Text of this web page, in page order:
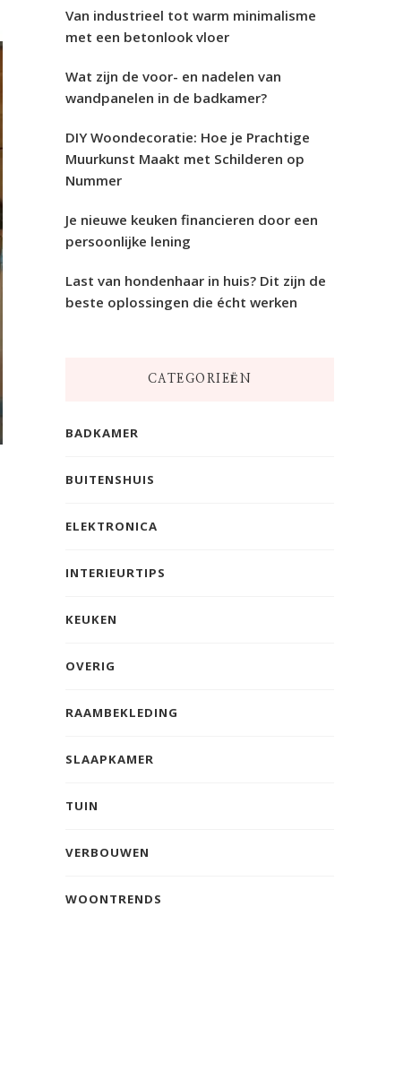
Van industrieel tot warm minimalisme
met een betonlook vloer
Wat zijn de voor- en nadelen van
wandpanelen in de badkamer?
DIY Woondecoratie: Hoe je Prachtige
Muurkunst Maakt met Schilderen op
Nummer
Je nieuwe keuken financieren door een
persoonlijke lening
Last van hondenhaar in huis? Dit zijn de
beste oplossingen die écht werken
CATEGORIEËN
BADKAMER
BUITENSHUIS
ELEKTRONICA
INTERIEURTIPS
KEUKEN
OVERIG
RAAMBEKLEDING
SLAAPKAMER
TUIN
VERBOUWEN
WOONTRENDS